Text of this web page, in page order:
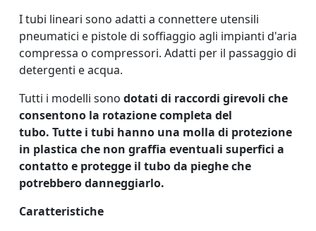
I tubi lineari sono adatti a connettere utensili
pneumatici e pistole di soffiaggio agli impianti d'aria
compressa o compressori. Adatti per il passaggio di
detergenti e acqua.
Tutti i modelli sono dotati di raccordi girevoli che
consentono la rotazione completa del
tubo. Tutte i tubi hanno una molla di protezione
in plastica che non graffia eventuali superfici a
contatto e protegge il tubo da pieghe che
potrebbero danneggiarlo.
Caratteristiche